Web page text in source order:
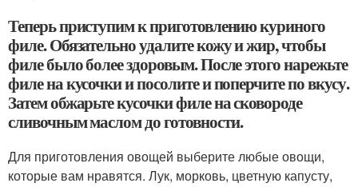
Теперь приступим к приготовлению куриного
филе. Обязательно удалите кожу и жир, чтобы
филе было более здоровым. После этого нарежьте
филе на кусочки и посолите и поперчите по вкусу.
Затем обжарьте кусочки филе на сковороде
сливочным маслом до готовности.
Для приготовления овощей выберите любые овощи,
которые вам нравятся. Лук, морковь, цветную капусту,